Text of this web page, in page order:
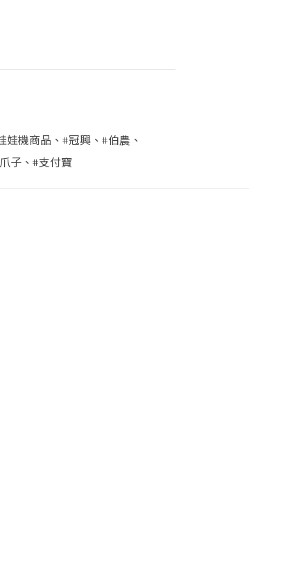
娃機商品 、 #冠興、 #伯農 、
子、 #支付寶